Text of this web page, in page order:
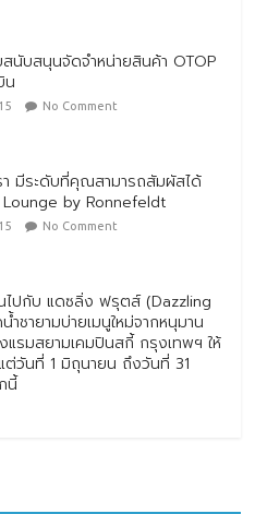
สนับสนุนจัดจำหน่ายสินค้า OTOP
น
No Comment
า มีระดับที่คุณสามารถสัมผัสได้
Lounge by Ronnefeldt
No Comment
ไปกับ แดซลิ่ง ฟรุตส์ (Dazzling
ำชายามบ่ายเมนูใหม่จากหนุมาน
แรมสยามเคมปินสกี้ กรุงเทพฯ ให้
ต่วันที่ 1 มิถุนายน ถึงวันที่ 31
นี้